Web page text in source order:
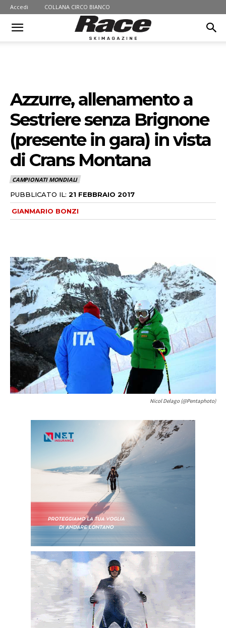
Accedi COLLANA CIRCO BIANCO
Azzurre, allenamento a
Sestriere senza Brignone
(presente in gara) in vista
di Crans Montana
CAMPIONATI MONDIALI
PUBBLICATO IL: 21 FEBBRAIO 2017
GIANMARIO BONZI
Nicol Delago (@Pentaphoto)